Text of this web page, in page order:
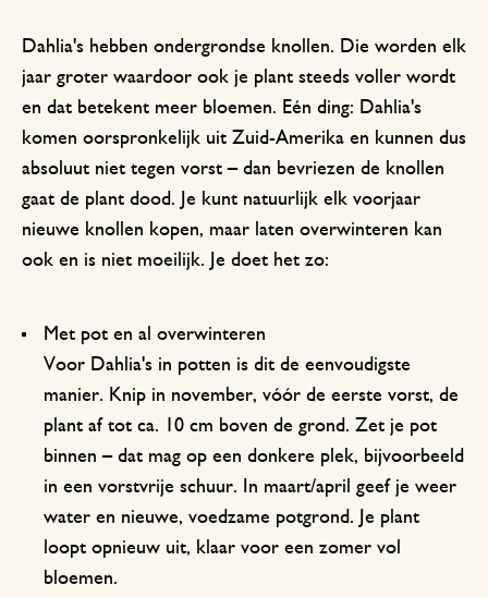
Dahlia's hebben ondergrondse knollen. Die worden elk
jaar groter waardoor ook je plant steeds voller wordt
en dat betekent meer bloemen. Eén ding: Dahlia's
komen oorspronkelijk uit Zuid-Amerika en kunnen dus
absoluut niet tegen vorst – dan bevriezen de knollen
gaat de plant dood. Je kunt natuurlijk elk voorjaar
nieuwe knollen kopen, maar laten overwinteren kan
ook en is niet moeilijk. Je doet het zo:
Met pot en al overwinteren
Voor Dahlia's in potten is dit de eenvoudigste
manier. Knip in november, vóór de eerste vorst, de
plant af tot ca. 10 cm boven de grond. Zet je pot
binnen – dat mag op een donkere plek, bijvoorbeeld
in een vorstvrije schuur. In maart/april geef je weer
water en nieuwe, voedzame potgrond. Je plant
loopt opnieuw uit, klaar voor een zomer vol
bloemen.